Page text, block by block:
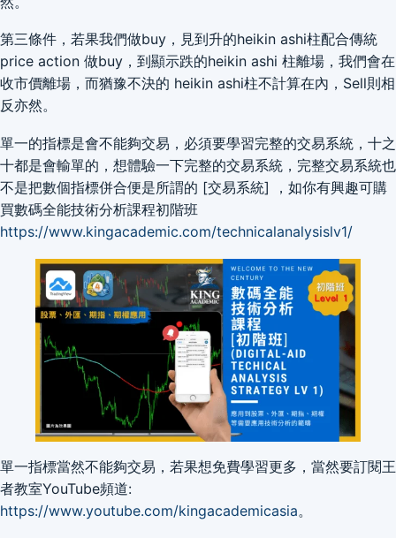
第三條件，若果我們做buy，見到升的heikin ashi柱配合傳統
price action 做buy，到顯示跌的heikin ashi 柱離場，我們會在
收市價離場，而猶豫不決的 heikin ashi柱不計算在內，Sell則相
反亦然。
單一的指標是會不能夠交易，必須要學習完整的交易系統，十之
十都是會輸單的，想體驗一下完整的交易系統，完整交易系統也
不是把數個指標併合便是所謂的 [交易系統] ，如你有興趣可購
買數碼全能技術分析課程初階班
https://www.kingacademic.com/technicalanalysislv1/
單一指標當然不能夠交易，若果想免費學習更多，當然要訂閱王
者教室YouTube頻道:
https://www.youtube.com/kingacademicasia。